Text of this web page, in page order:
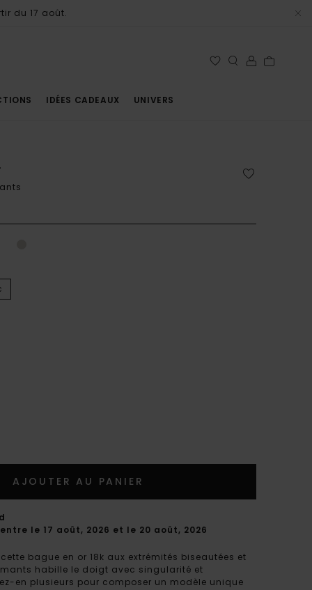
du 17 août.
IDÉES CADEAUX UNIVERS
AJOUTER AU PANIER
le 17 août, 2026 et le 20 août, 2026
bague en or 18k aux extrémités biseautées et
habille le doigt avec singularité et
en plusieurs pour composer un modèle unique